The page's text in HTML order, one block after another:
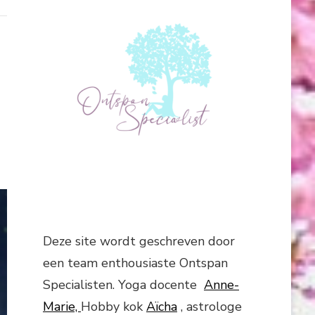
Deze site wordt geschreven door
een team enthousiaste Ontspan
Specialisten. Yoga docente Anne-
Marie, Hobby kok Aïcha, astrologe